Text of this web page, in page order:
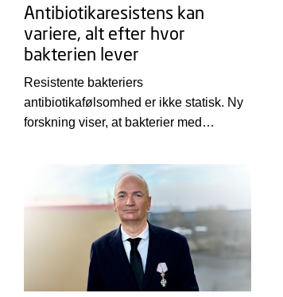
Antibiotikaresistens kan
variere, alt efter hvor
bakterien lever
Resistente bakteriers
antibiotikafølsomhed er ikke statisk. Ny
forskning viser, at bakterier med
på antibiotika, hvis de testes under
andre forhold end dem, standard
laboratorietests bruger. Det påvirker
måske, hvor godt en
antibiotikabehandling virker.